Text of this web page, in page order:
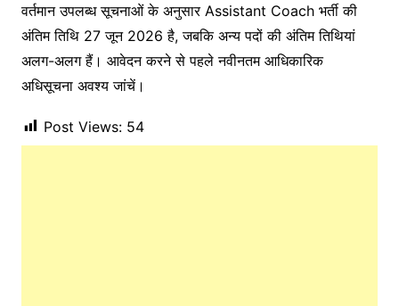
वर्तमान उपलब्ध सूचनाओं के अनुसार Assistant Coach भर्ती की
अंतिम तिथि 27 जून 2026 है, जबकि अन्य पदों की अंतिम तिथियां
अलग-अलग हैं। आवेदन करने से पहले नवीनतम आधिकारिक
अधिसूचना अवश्य जांचें।
Post Views: 54